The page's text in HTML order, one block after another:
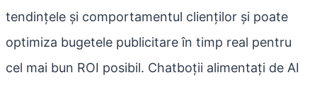
tendințele și comportamentul clienților și poate
optimiza bugetele publicitare în timp real pentru
cel mai bun ROI posibil. Chatboții alimentați de AI